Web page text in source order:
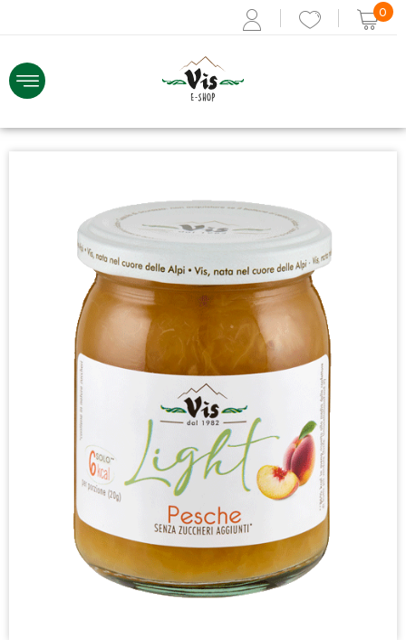
Recupera i dati
Se non sei registrato,
REGISTRATI ORA
0